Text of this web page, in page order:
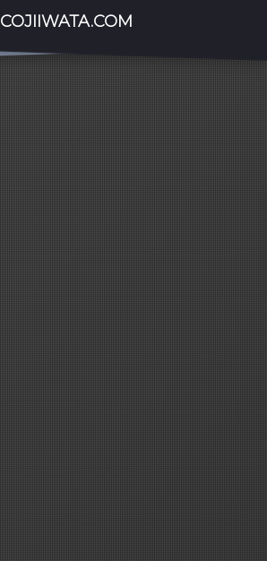
COJIIWATA.COM